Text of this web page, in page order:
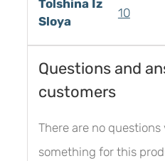
Tolshina Iz
Sloya
10
Questions and
customers
There are no
something for this